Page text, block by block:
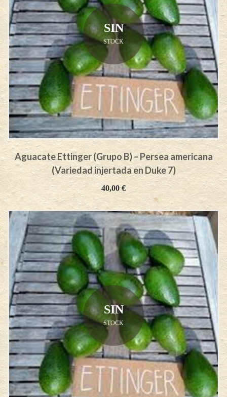
SIN
STOCK
Aguacate Ettinger (Grupo B) – Persea americana
(Variedad injertada en Duke 7)
40,00€
SIN
STOCK